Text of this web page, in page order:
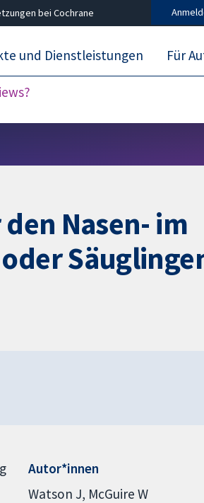
bei Cochrane
und Dienstleistungen Für
Nasen- im
Autor*innen
Watson J McGuire W